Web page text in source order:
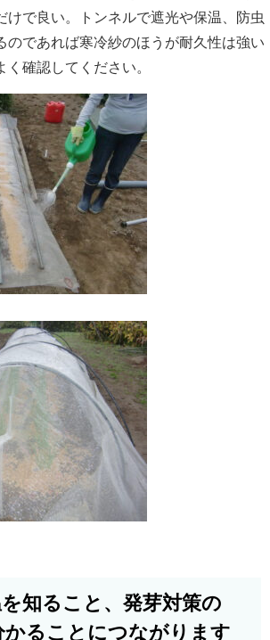
けで良い。トンネルで遮光や保温、防虫
のであれば寒冷紗のほうが耐久性は強い
く確認してください。
知ること、発芽対策の
かることにつながります